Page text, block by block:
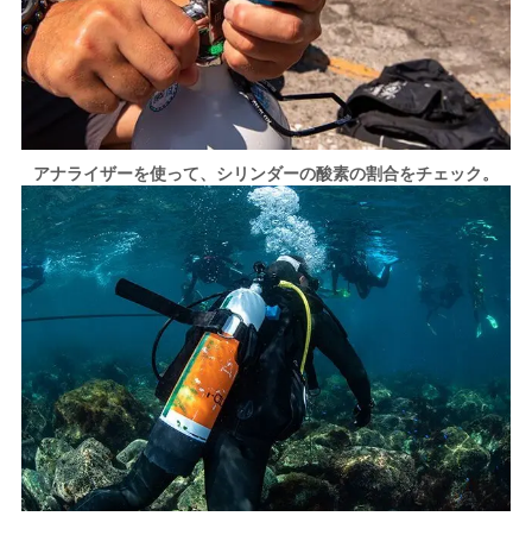
アナライザーを使って、シリンダーの酸素の割合をチェック。